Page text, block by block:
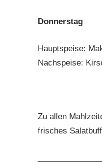
Donnerstag
Hauptspeise:
Nachspeise:
Zu allen
frisches